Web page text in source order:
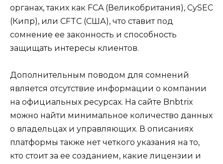
органах, таких как FCA (Великобритания), CySEC
(Кипр), или CFTC (США), что ставит под
сомнение ее законность и способность
защищать интересы клиентов.
Дополнительным поводом для сомнений
является отсутствие информации о компании
на официальных ресурсах. На сайте Bnbtrix
можно найти минимальное количество данных
о владельцах и управляющих. В описаниях
платформы также нет четкого указания на то,
кто стоит за ее созданием, какие лицензии и